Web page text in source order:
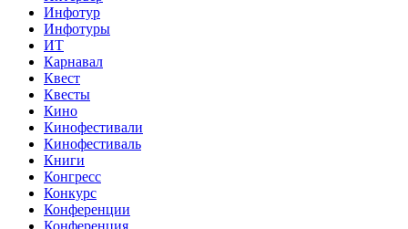
Инфотур
Инфотуры
ИТ
Карнавал
Квест
Квесты
Кино
Кинофестивали
Кинофестиваль
Книги
Конгресс
Конкурс
Конференции